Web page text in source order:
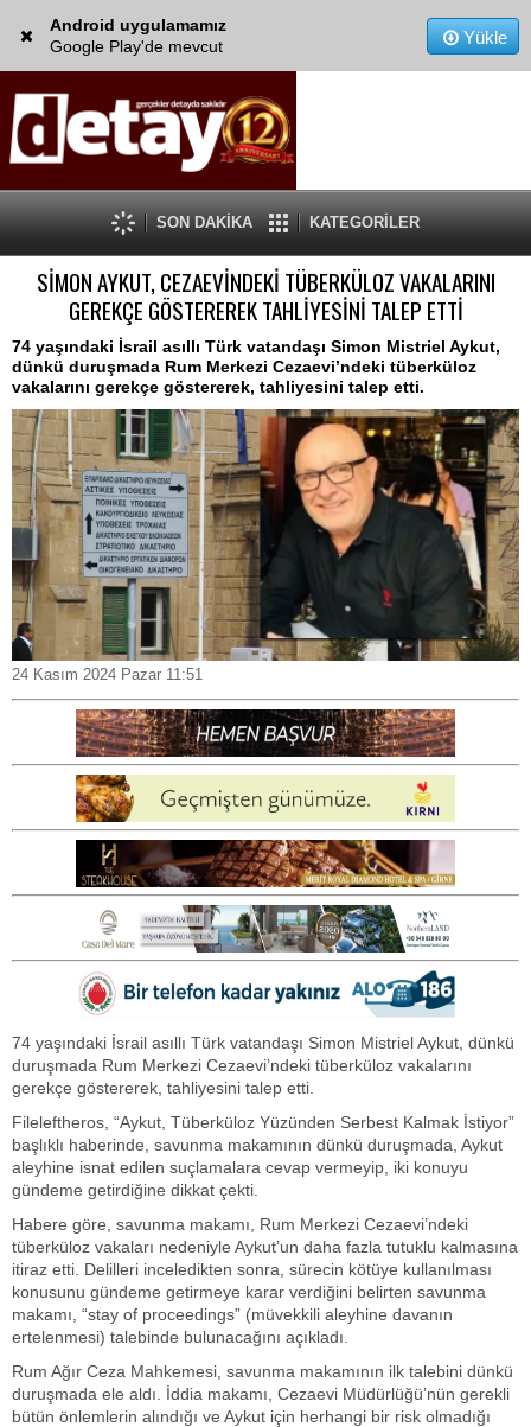
Android uygulamamız
Google Play'de mevcut
Yükle
SON DAKİKA KATEGORİLER
SİMON AYKUT, CEZAEVİNDEKİ TÜBERKÜLOZ VAKALARINI
GEREKÇE GÖSTEREREK TAHLİYESİNİ TALEP ETTİ
74 yaşındaki İsrail asıllı Türk vatandaşı Simon Mistriel Aykut,
dünkü duruşmada Rum Merkezi Cezaevi’ndeki tüberküloz
vakalarını gerekçe göstererek, tahliyesini talep etti.
24 Kasım 2024 Pazar 11:51
74 yaşındaki İsrail asıllı Türk vatandaşı Simon Mistriel Aykut, dünkü
duruşmada Rum Merkezi Cezaevi’ndeki tüberküloz vakalarını
gerekçe göstererek, tahliyesini talep etti.
Fileleftheros, “Aykut, Tüberküloz Yüzünden Serbest Kalmak İstiyor”
başlıklı haberinde, savunma makamının dünkü duruşmada, Aykut
aleyhine isnat edilen suçlamalara cevap vermeyip, iki konuyu
gündeme getirdiğine dikkat çekti.
Habere göre, savunma makamı, Rum Merkezi Cezaevi’ndeki
tüberküloz vakaları nedeniyle Aykut’un daha fazla tutuklu kalmasına
itiraz etti. Delilleri inceledikten sonra, sürecin kötüye kullanılması
konusunu gündeme getirmeye karar verdiğini belirten savunma
makamı, “stay of proceedings” (müvekkili aleyhine davanın
ertelenmesi) talebinde bulunacağını açıkladı.
Rum Ağır Ceza Mahkemesi, savunma makamının ilk talebini dünkü
duruşmada ele aldı. İddia makamı, Cezaevi Müdürlüğü’nün gerekli
bütün önlemlerin alındığı ve Aykut için herhangi bir risk olmadığı